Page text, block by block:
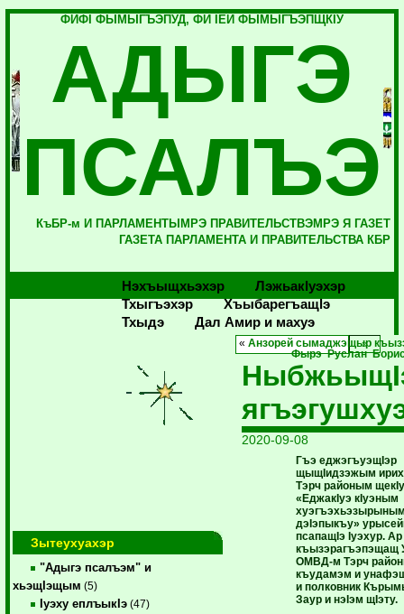
ФИФI ФЫМЫГЪЭПУД, ФИ IЕЙ ФЫМЫГЪЭПЩКIУ
АДЫГЭ
ПСАЛЪЭ
КъБР-м И ПАРЛАМЕНТЫМРЭ ПРАВИТЕЛЬСТВЭМРЭ Я ГАЗЕТ
ГАЗЕТА ПАРЛАМЕНТА И ПРАВИТЕЛЬСТВА КБР
Нэхъыщхьэхэр
Лэжьакlуэхэр
Тхыгъэхэр
Хъыбарегъащlэ
Тхыдэ
Дал Амир и махуэ
Зытеухуахэр
"Адыгэ псалъэм" и
хьэщIэщым (5)
Iуэху еплъыкIэ (47)
«Анзорей сымаджэщыр
Фырэ Руслан
2020-09-08
Гъэ еджэгъуэщIэр
щыщIидзэжым
Тэрч районым
«ЕджакIуэ кIуэным
дэIэпыкъу»
псапащIэ Iуэхур. Ар
къызэрагъэпэщащ
ОМВД-м Тэрч
къудамэм и
и полковник
Заур и нэIэм щIэту.